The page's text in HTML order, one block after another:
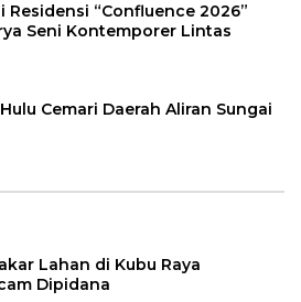
Residensi “Confluence 2026”
Seni Kontemporer Lintas
Cemari Daerah Aliran Sungai
Lahan di Kubu Raya
Dipidana